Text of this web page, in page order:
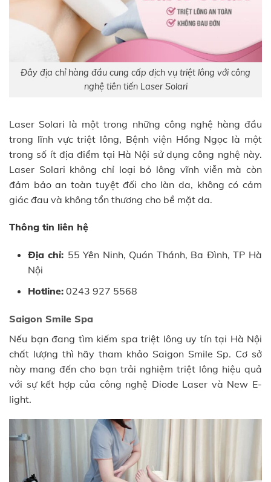
Đây địa chỉ hàng đầu cung cấp dịch vụ triệt lông với công
nghệ tiên tiến Laser Solari
Laser Solari là một trong những công nghệ hàng đầu
trong lĩnh vực triệt lông, Bệnh viện Hồng Ngọc là một
trong số ít địa điểm tại Hà Nội sử dụng công nghệ này.
Laser Solari không chỉ loại bỏ lông vĩnh viễn mà còn
đảm bảo an toàn tuyệt đối cho làn da, không có cảm
giác đau và không tổn thương cho bề mặt da.
Thông tin liên hệ
Địa chỉ: 55 Yên Ninh, Quán Thánh, Ba Đình, TP Hà
Nội
Hotline:0243 927 5568
Saigon Smile Spa
Nếu bạn đang tìm kiếm spa triệt lông uy tín tại Hà Nội
chất lượng thì hãy tham khảo Saigon Smile Sp. Cơ sở
này mang đến cho bạn trải nghiệm triệt lông hiệu quả
với sự kết hợp của công nghệ Diode Laser và New E-
light.